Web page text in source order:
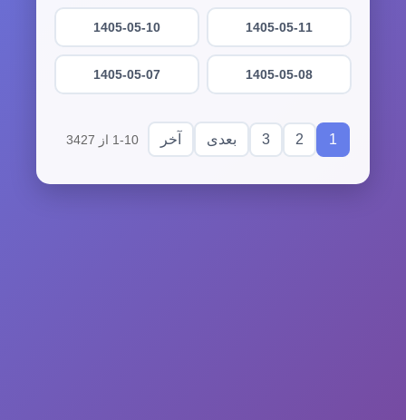
1405-05-11
1405-05-10
1405-05-08
1405-05-07
1
2
3 بعدی آخر 1-10 از 3427